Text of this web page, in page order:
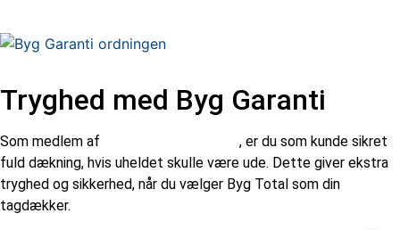
Tryghed med Byg Garanti
Som medlem af
, er du som kunde sikret
fuld dækning, hvis uheldet skulle være ude. Dette giver ekstra
tryghed og sikkerhed, når du vælger Byg Total som din
tagdækker.